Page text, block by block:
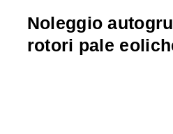
Noleggio
rotori pale